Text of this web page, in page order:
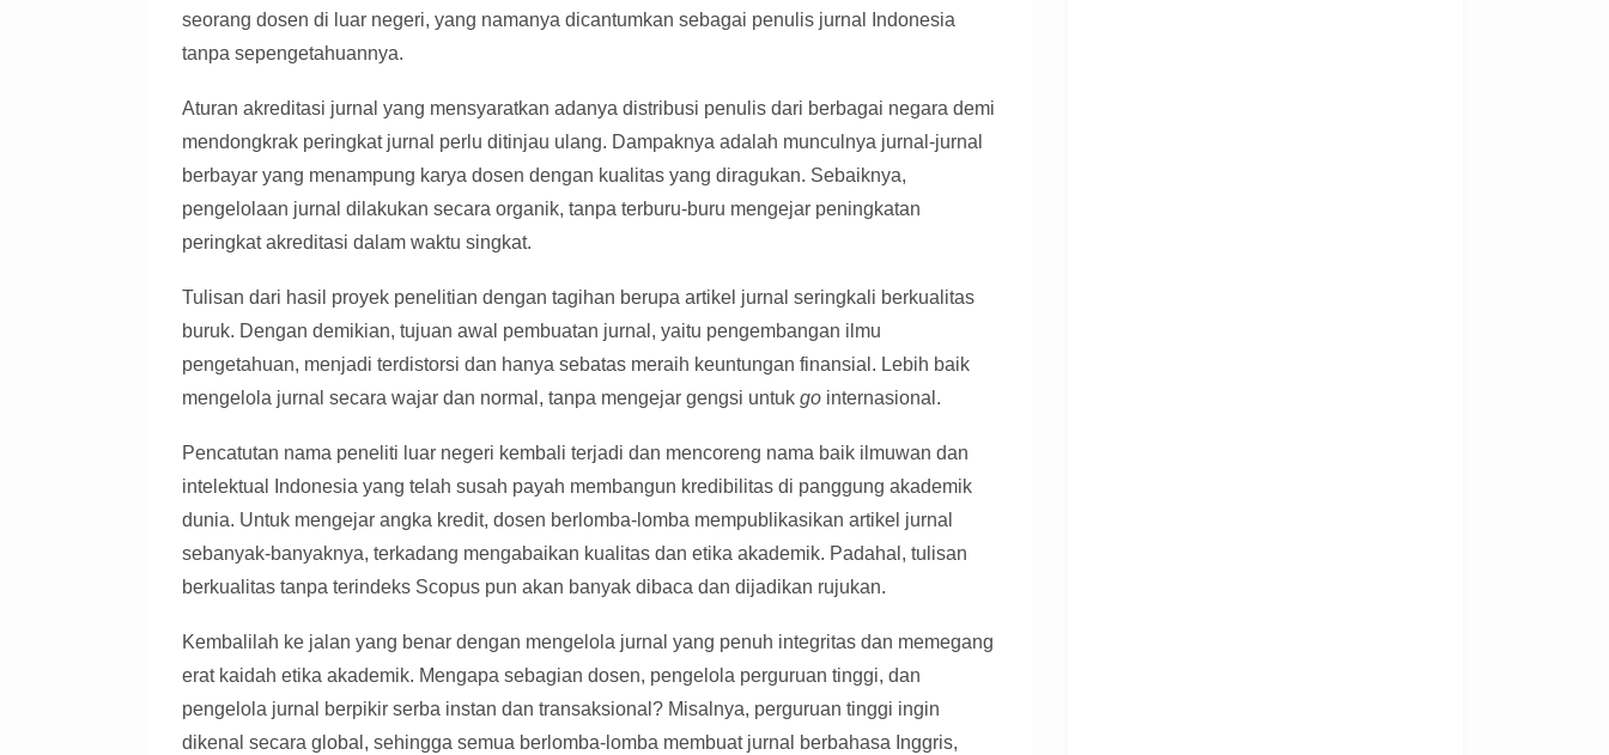
seorang dosen di luar negeri, yang namanya dicantumkan sebagai penulis jurnal Indonesia
tanpa sepengetahuannya.
Aturan akreditasi jurnal yang mensyaratkan adanya distribusi penulis dari berbagai negara demi
mendongkrak peringkat jurnal perlu ditinjau ulang. Dampaknya adalah munculnya jurnal-jurnal
berbayar yang menampung karya dosen dengan kualitas yang diragukan. Sebaiknya,
pengelolaan jurnal dilakukan secara organik, tanpa terburu-buru mengejar peningkatan
peringkat akreditasi dalam waktu singkat.
Tulisan dari hasil proyek penelitian dengan tagihan berupa artikel jurnal seringkali berkualitas
buruk. Dengan demikian, tujuan awal pembuatan jurnal, yaitu pengembangan ilmu
pengetahuan, menjadi terdistorsi dan hanya sebatas meraih keuntungan finansial. Lebih baik
mengelola jurnal secara wajar dan normal, tanpa mengejar gengsi untuk go internasional.
Pencatutan nama peneliti luar negeri kembali terjadi dan mencoreng nama baik ilmuwan dan
intelektual Indonesia yang telah susah payah membangun kredibilitas di panggung akademik
dunia. Untuk mengejar angka kredit, dosen berlomba-lomba mempublikasikan artikel jurnal
sebanyak-banyaknya, terkadang mengabaikan kualitas dan etika akademik. Padahal, tulisan
berkualitas tanpa terindeks Scopus pun akan banyak dibaca dan dijadikan rujukan.
Kembalilah ke jalan yang benar dengan mengelola jurnal yang penuh integritas dan memegang
erat kaidah etika akademik. Mengapa sebagian dosen, pengelola perguruan tinggi, dan
pengelola jurnal berpikir serba instan dan transaksional? Misalnya, perguruan tinggi ingin
dikenal secara global, sehingga semua berlomba-lomba membuat jurnal berbahasa Inggris,